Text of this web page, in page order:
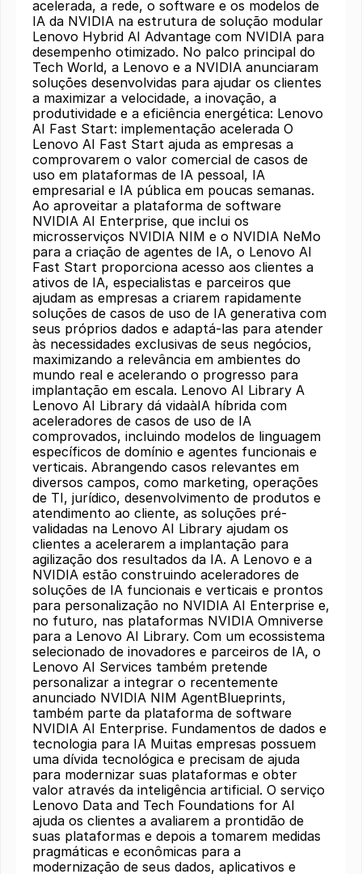
acelerada, a rede, o software e os modelos de
IA da NVIDIA na estrutura de solução modular
Lenovo Hybrid AI Advantage com NVIDIA para
desempenho otimizado. No palco principal do
Tech World, a Lenovo e a NVIDIA anunciaram
soluções desenvolvidas para ajudar os clientes
a maximizar a velocidade, a inovação, a
produtividade e a eficiência energética: Lenovo
AI Fast Start: implementação acelerada O
Lenovo AI Fast Start ajuda as empresas a
comprovarem o valor comercial de casos de
uso em plataformas de IA pessoal, IA
empresarial e IA pública em poucas semanas.
Ao aproveitar a plataforma de software
NVIDIA AI Enterprise, que inclui os
microsserviços NVIDIA NIM e o NVIDIA NeMo
para a criação de agentes de IA, o Lenovo AI
Fast Start proporciona acesso aos clientes a
ativos de IA, especialistas e parceiros que
ajudam as empresas a criarem rapidamente
soluções de casos de uso de IA generativa com
seus próprios dados e adaptá-las para atender
às necessidades exclusivas de seus negócios,
maximizando a relevância em ambientes do
mundo real e acelerando o progresso para
implantação em escala. Lenovo AI Library A
Lenovo AI Library dá vidaàIA híbrida com
aceleradores de casos de uso de IA
comprovados, incluindo modelos de linguagem
específicos de domínio e agentes funcionais e
verticais.​ Abrangendo casos relevantes em
diversos campos, como marketing, operações
de TI, jurídico, desenvolvimento de produtos e
atendimento ao cliente, as soluções pré-
validadas na Lenovo AI Library ajudam os
clientes a acelerarem a implantação para
agilização dos resultados da IA. A Lenovo e a
NVIDIA estão construindo aceleradores de
soluções de IA funcionais e verticais e prontos
para personalização no NVIDIA AI Enterprise e,
no futuro, nas plataformas NVIDIA Omniverse
para a Lenovo AI Library. Com um ecossistema
selecionado de inovadores e parceiros de IA, o
Lenovo AI Services também pretende
personalizar a integrar o recentemente
anunciado NVIDIA NIM AgentBlueprints,
também parte da plataforma de software
NVIDIA AI Enterprise. Fundamentos de dados e
tecnologia para IA Muitas empresas possuem
uma dívida tecnológica e precisam de ajuda
para modernizar suas plataformas e obter
valor através da inteligência artificial. O serviço
Lenovo Data and Tech Foundations for AI
ajuda os clientes a avaliarem a prontidão de
suas plataformas e depois a tomarem medidas
pragmáticas e econômicas para a
modernização de seus dados, aplicativos e